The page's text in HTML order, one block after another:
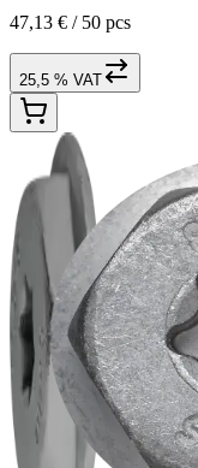
47,13 € / 50 pcs
25,5 % VAT